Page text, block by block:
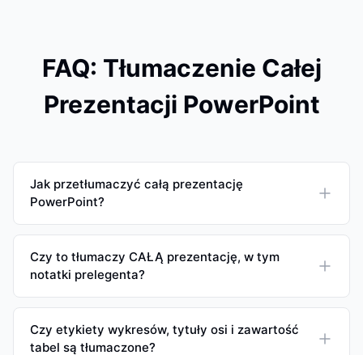
FAQ: Tłumaczenie Całej
Prezentacji PowerPoint
Jak przetłumaczyć całą prezentację
PowerPoint?
Czy to tłumaczy CAŁĄ prezentację, w tym
notatki prelegenta?
Czy etykiety wykresów, tytuły osi i zawartość
tabel są tłumaczone?